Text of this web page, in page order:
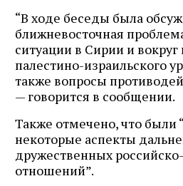
“В ходе беседы была
ближневосточная
ситуации в Сирии и
палестино-израильского
также вопросы
— говорится в сообщении.
Также отмечено, что были
некоторые аспекты
дружественных
отношений”.